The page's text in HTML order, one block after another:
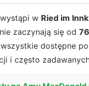
wystąpi w Ried im
zaczynają się od
dostępne
i często